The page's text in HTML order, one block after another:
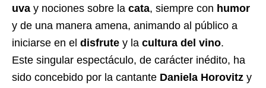
uva y nociones sobre la cata, siempre con humor
y de una manera amena, animando al público a
iniciarse en el disfrute y la cultura del vino.
Este singular espectáculo, de carácter inédito, ha
sido concebido por la cantante Daniela Horovitz y